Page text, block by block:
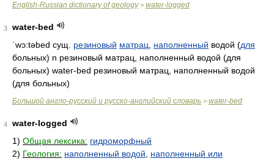
English-Russian dictionary of geology> water-logged
3
water-bed
ˈwɔ:təbed сущ. резиновый матрац наполненный водой (для
больных) n резиновый матрац, наполненный водой (для
больных) water-bed резиновый матрац, наполненный водой
(для больных)
Большой англо-русский и русско-английский словарь > water-bed
4
water-logged
1) Общая лексика: гидроморфный
2) Геология: наполненный водой
наполненный или